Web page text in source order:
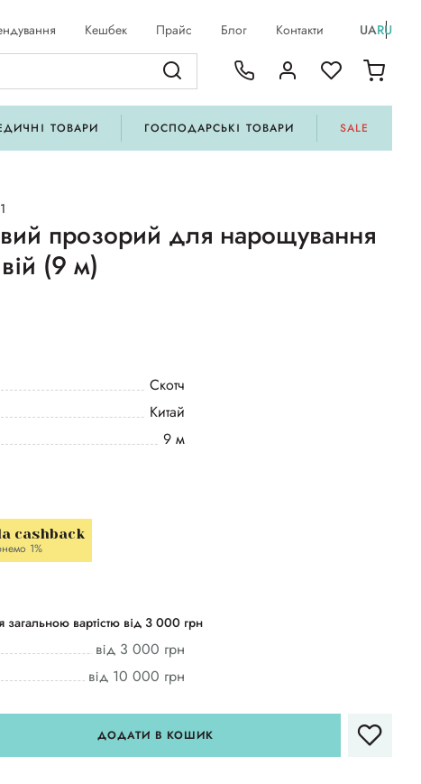
Кешбек Прайс Блог Контакти UARU
ТОВАРИ ГОСПОДАРСЬКІ ТОВАРИ SALE
прозорий для нарощування
(9 м)
Скотч
Китай
9 м
cashback
1%
вартістю від 3 000 грн
від 3 000 грн
від 10 000 грн
ДОДАТИ В КОШИК